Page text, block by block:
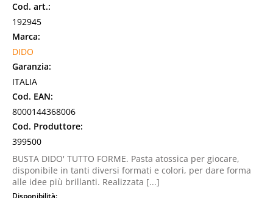
Cod. art.:
192945
Marca:
DIDO
Garanzia:
ITALIA
Cod. EAN:
8000144368006
Cod. Produttore:
399500
BUSTA DIDO' TUTTO FORME. Pasta atossica per giocare,
disponibile in tanti diversi formati e colori, per dare forma
alle idee più brillanti. Realizzata [...]
Disponibilità: